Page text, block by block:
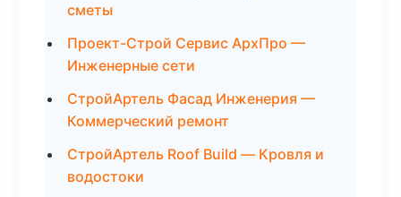
сметы
Проект-Строй Сервис АрхПро —
Инженерные сети
СтройАртель Фасад Инженерия —
Коммерческий ремонт
СтройАртель Roof Build — Кровля и
водостоки